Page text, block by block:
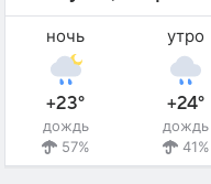
ночь
+23°
дождь
57%
утро
+24°
дождь
41%